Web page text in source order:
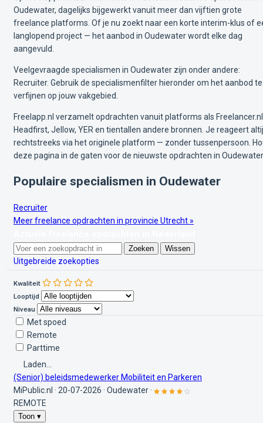
Oudewater, dagelijks bijgewerkt vanuit meer dan vijftien grote
freelance platforms. Of je nu zoekt naar een korte interim-klus of
langlopend project — het aanbod in Oudewater wordt elke dag
aangevuld.
Veelgevraagde specialismen in Oudewater zijn onder andere:
Recruiter. Gebruik de specialismenfilter hieronder om het aanbod te
verfijnen op jouw vakgebied.
Freelapp.nl verzamelt opdrachten vanuit platforms als
Headfirst, Jellow, YER en tientallen andere bronnen. Je reageert
rechtstreeks via het originele platform — zonder tussenpersoon.
deze pagina in de gaten voor de nieuwste opdrachten in
Populaire specialismen in Oudewater
Recruiter
Meer freelance opdrachten in provincie Utrecht »
Zoeken Wissen
Uitgebreide zoekopties
Kwaliteit
Looptijd
Niveau
Met spoed
Remote
Parttime
Laden...
(Senior) beleidsmedewerker Mobiliteit en Parkeren
MiPublic.nl · 20-07-2026 · Oudewater ·
REMOTE
Toon ▾